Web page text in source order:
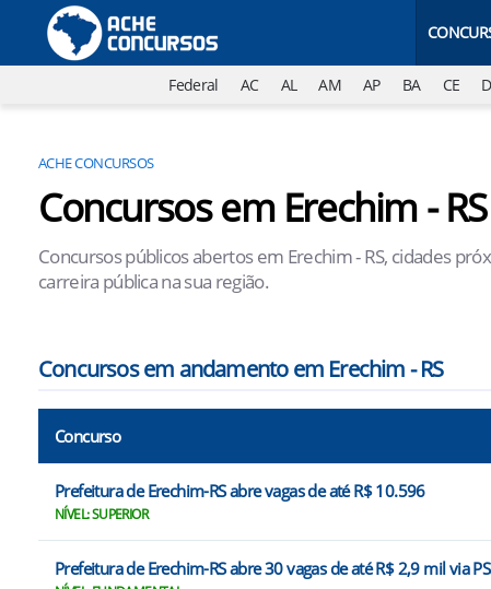
Federal AC AL AM AP BA CE
ACHE CONCURSOS
Concursos em Erechim - RS
Concursos públicos abertos em Erechim - RS, cidades
carreira pública na sua região.
Concursos em andamento em Erechim - RS
Concurso
Prefeitura de Erechim-RS abre vagas de até R$ 10.596
NÍVEL: SUPERIOR
Prefeitura de Erechim-RS abre 30 vagas de até R$ 2,9 mil via